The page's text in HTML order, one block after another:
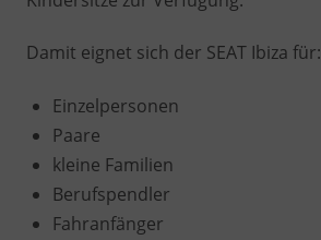
Damit eignet sich der SEAT Ibiza für:
Einzelpersonen
Paare
kleine Familien
Berufspendler
Fahranfänger